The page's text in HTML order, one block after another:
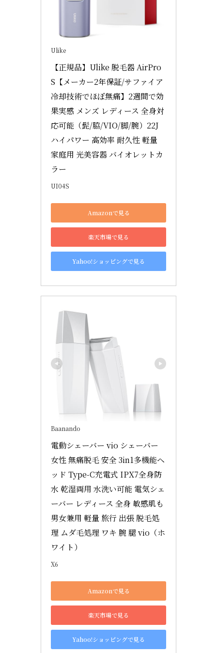
Ulike
【正規品】Ulike 脱毛器 AirPro
S【メーカー2年保証/サファイア
冷却技術でほぼ無痛】2週間で効
果実感 メンズ レディース 全身対
応可能（髭/脇/VIO/脚/腕）22J
ハイパワー 高効率 耐久性 軽量
家庭用 光美容器 バイオレットカ
ラー
UI04S
Amazonで見る
楽天市場で見る
Yahoo!ショッピングで見る
Baanando
電動シェーバー vio シェーバー
女性 無痛脱毛 安全 3in1多機能ヘ
ッド Type-C充電式 IPX7全身防
水 乾湿両用 水洗い可能 電気シェ
ーバー レディース 全身 敏感肌も
男女兼用 軽量 旅行 出張 脱毛処
理 ムダ毛処理 ワキ 腕 腿 vio（ホ
ワイト）
X6
Amazonで見る
楽天市場で見る
Yahoo!ショッピングで見る